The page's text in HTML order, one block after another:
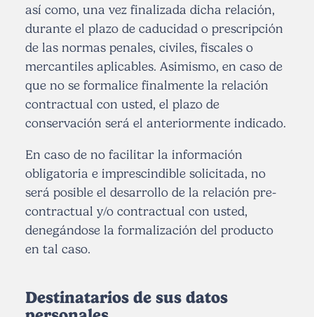
así como, una vez finalizada dicha relación,
durante el plazo de caducidad o prescripción
de las normas penales, civiles, fiscales o
mercantiles aplicables. Asimismo, en caso de
que no se formalice finalmente la relación
contractual con usted, el plazo de
conservación será el anteriormente indicado.
En caso de no facilitar la información
obligatoria e imprescindible solicitada, no
será posible el desarrollo de la relación pre-
contractual y/o contractual con usted,
denegándose la formalización del producto
en tal caso.
Destinatarios de sus datos